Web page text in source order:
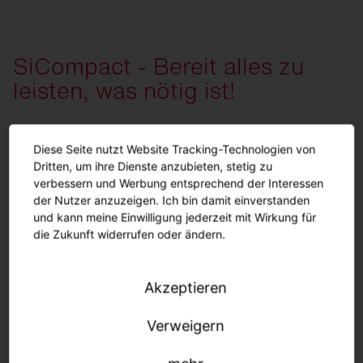
Norm mühelos – mit einer
deutlich geringeren
Anzahl an Flutern.
SiCompact - Bereit alles zu
leisten, was nötig ist!
Einfache und schnelle Installation dank Montagebügel
und vormontiertem Anschlusskabel.
Diese Seite nutzt Website Tracking-Technologien von
Dritten, um ihre Dienste anzubieten, stetig zu
verbessern und Werbung entsprechend der Interessen
der Nutzer anzuzeigen. Ich bin damit einverstanden
und kann meine Einwilligung jederzeit mit Wirkung für
die Zukunft widerrufen oder ändern.
Akzeptieren
Verweigern